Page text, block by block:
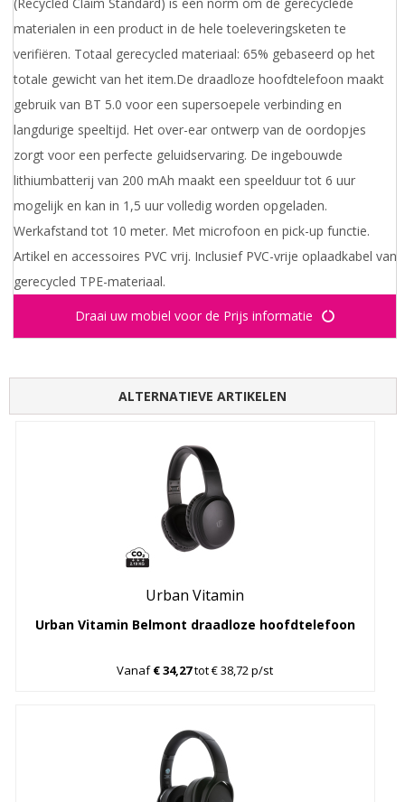
(Recycled Claim Standard) is een norm om de gerecyclede
materialen in een product in de hele toeleveringsketen te
verifiëren. Totaal gerecycled materiaal: 65% gebaseerd op het
totale gewicht van het item.De draadloze hoofdtelefoon maakt
gebruik van BT 5.0 voor een supersoepele verbinding en
langdurige speeltijd. Het over-ear ontwerp van de oordopjes
zorgt voor een perfecte geluidservaring. De ingebouwde
lithiumbatterij van 200 mAh maakt een speelduur tot 6 uur
mogelijk en kan in 1,5 uur volledig worden opgeladen.
Werkafstand tot 10 meter. Met microfoon en pick-up functie.
Artikel en accessoires PVC vrij. Inclusief PVC-vrije oplaadkabel van
gerecycled TPE-materiaal.
Draai uw mobiel voor de Prijs informatie
ALTERNATIEVE ARTIKELEN
Urban Vitamin
Urban Vitamin Belmont draadloze hoofdtelefoon
Vanaf€ 34,27tot € 38,72 p/st